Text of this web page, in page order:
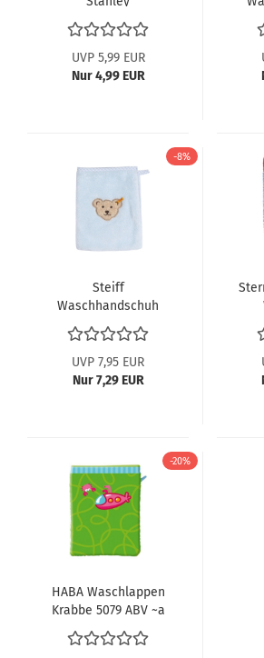
Waschhandschuh
7201978 ABV
UVP 5,99 EUR
Nur 4,99 EUR
-8%
Steiff
Waschhandschuh
hellblau
UVP 7,95 EUR
Nur 7,29 EUR
-20%
HABA Waschlappen
Krabbe 5079 ABV ~a